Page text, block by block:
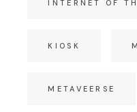
INTERNET OF
KIOSK
METAVEERSE